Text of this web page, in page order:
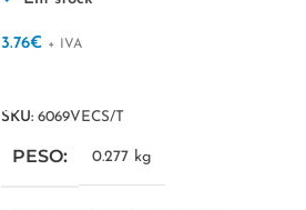
3.76€ + IVA
SKU: 6069VECS/T
PESO 0.277 kg